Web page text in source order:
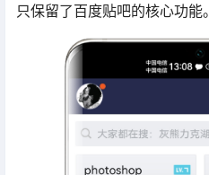
只保留了百度贴吧的核心功能。